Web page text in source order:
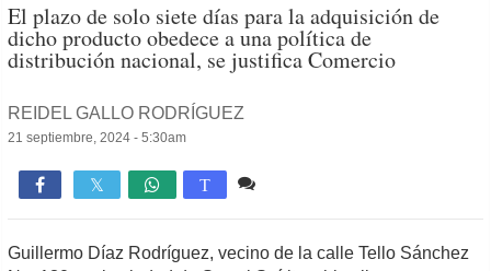
El plazo de solo siete días para la adquisición de
dicho producto obedece a una política de
distribución nacional, se justifica Comercio
REIDEL GALLO RODRÍGUEZ
21 septiembre, 2024 - 5:30am
 T
Guillermo Díaz Rodríguez, vecino de la calle Tello Sánchez